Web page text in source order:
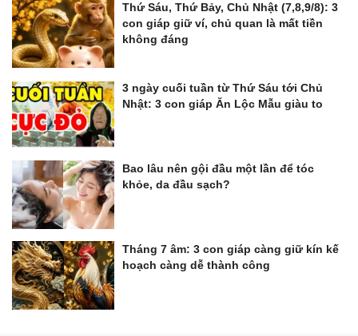
Thứ Sáu, Thứ Bảy, Chủ Nhật (7,8,9/8): 3
con giáp giữ ví, chủ quan là mất tiền
không đáng
3 ngày cuối tuần từ Thứ Sáu tới Chủ
Nhật: 3 con giáp Ăn Lộc Mẫu giàu to
Bao lâu nên gội đầu một lần để tóc
khỏe, da đầu sạch?
Tháng 7 âm: 3 con giáp càng giữ kín kế
hoạch càng dễ thành công